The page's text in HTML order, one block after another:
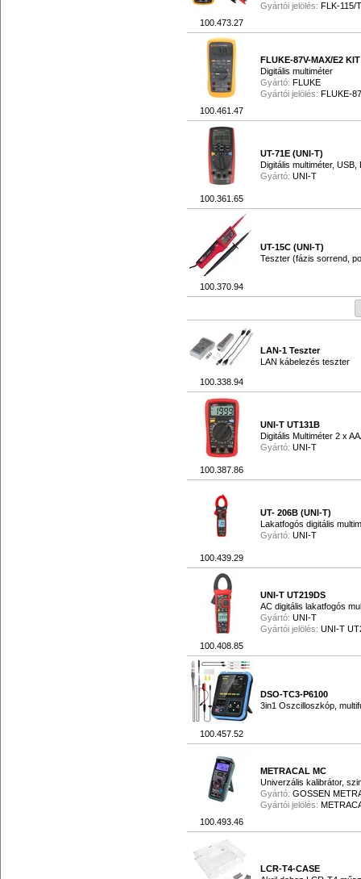
100.473.27
Gyártói jelölés: FLK-115/
100.461.47
FLUKE-87V-MAX/E2 KIT
Digitális multiméter
Gyártó: FLUKE
Gyártói jelölés: FLUKE-
100.361.65
UT-71E (UNI-T)
Digitális multiméter,
Gyártó: UNI-T
100.370.94
UT-15C (UNI-T)
Teszter (fázis sorrend,
100.338.94
LAN-1 Teszter
LAN kábelezés teszter
100.387.86
UNI-T UT131B
Digitális Multiméter 2 x
Gyártó: UNI-T
100.439.29
UT- 206B (UNI-T)
Lakatfogós digitális
Gyártó: UNI-T
100.408.85
UNI-T UT219DS
AC digitális lakatfogós
Gyártó: UNI-T
Gyártói jelölés: UNI-T
100.457.52
DSO-TC3-P6100
3in1 Oszcilloszkóp,
100.493.46
METRACAL MC
Univerzális kalibrátor,
Gyártó: GOSSEN
Gyártói jelölés:
LCR-T4-CASE